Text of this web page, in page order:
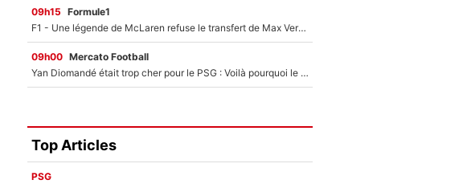
09h15 Formule1
F1 - Une légende de McLaren refuse le transfert de Max Verstappen qui pourrait «faire des vagues» et plomber l'ambiance dans l'équipe
09h00 Mercato Football
Yan Diomandé était trop cher pour le PSG : Voilà pourquoi le Real Madrid a accepté de payer la somme record de 140M€ pour boucler son transfert !
Top Articles
PSG